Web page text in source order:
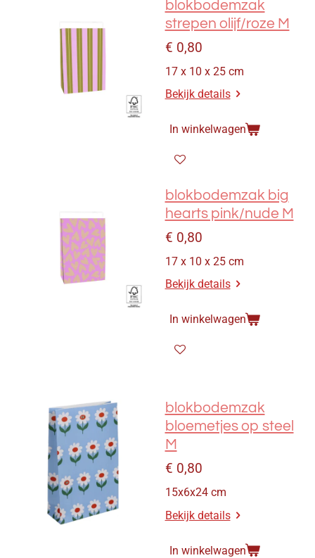
blokbodemzak
strepen olijf/roze M
€ 0,80
17 x 10 x 25 cm
Bekijk details
In winkelwagen
blokbodemzak big
hearts pink/nude M
€ 0,80
17 x 10 x 25 cm
Bekijk details
In winkelwagen
blokbodemzak
bloemetjes op steel
M
€ 0,80
15x6x24 cm
Bekijk details
In winkelwagen